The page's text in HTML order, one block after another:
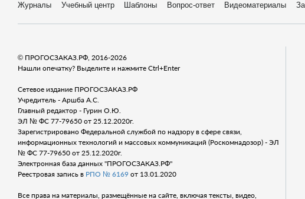
Журналы Учебный центр Шаблоны Вопрос-ответ Видеоматериалы
© ПРОГОСЗАКАЗ.РФ, 2016-2026
Нашли опечатку? Выделите и нажмите Ctrl+Enter
Сетевое издание ПРОГОСЗАКАЗ.РФ
Учредитель - Аршба А.С.
Главный редактор - Гурин О.Ю.
ЭЛ № ФС 77-79650 от 25.12.2020г.
Зарегистрировано Федеральной службой по надзору в сфере связи,
информационных технологий и массовых коммуникаций (Роскомнадозор) - ЭЛ
№ ФС 77-79650 от 25.12.2020г.
Электронная база данных "ПРОГОСЗАКАЗ.РФ"
Реестровая запись в РПО № 6169 от 13.01.2020
Все права на материалы, размещённые на сайте, включая тексты, видео,